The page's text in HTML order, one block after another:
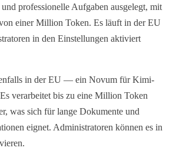
professionelle Aufgaben ausgelegt, mit
einer Million Token. Es läuft in der EU
in den Einstellungen aktiviert
in der EU — ein Novum für Kimi-
verarbeitet bis zu eine Million Token
was sich für lange Dokumente und
eignet. Administratoren können es in